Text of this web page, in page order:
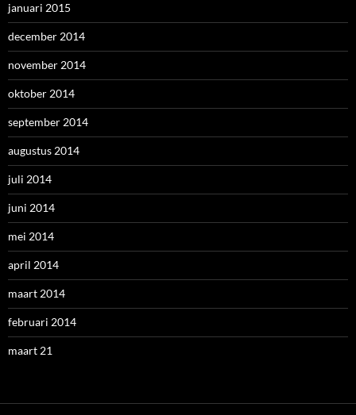
januari 2015
december 2014
november 2014
oktober 2014
september 2014
augustus 2014
juli 2014
juni 2014
mei 2014
april 2014
maart 2014
februari 2014
maart 21